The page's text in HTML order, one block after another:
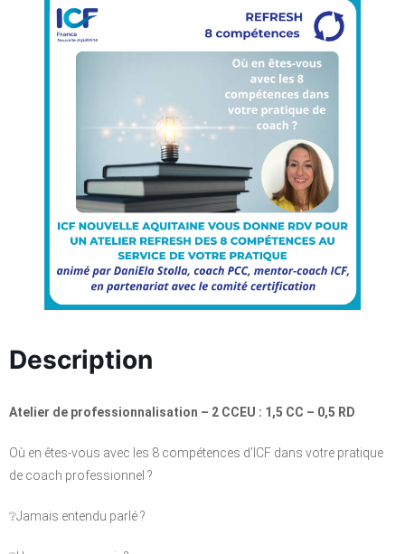
Description
Atelier de professionnalisation – 2 CCEU : 1,5 CC – 0,5 RD
Où en êtes-vous avec les 8 compétences d’ICF dans votre pratique
de coach professionnel ?
❔Jamais entendu parlé ?